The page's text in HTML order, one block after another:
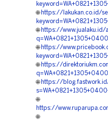
🌐 https://lakukan.co.id/
🌐 https://www.jualaku.id/
🌐 https://
🌐 https://
🌐 https://
🌐
https://
🌐